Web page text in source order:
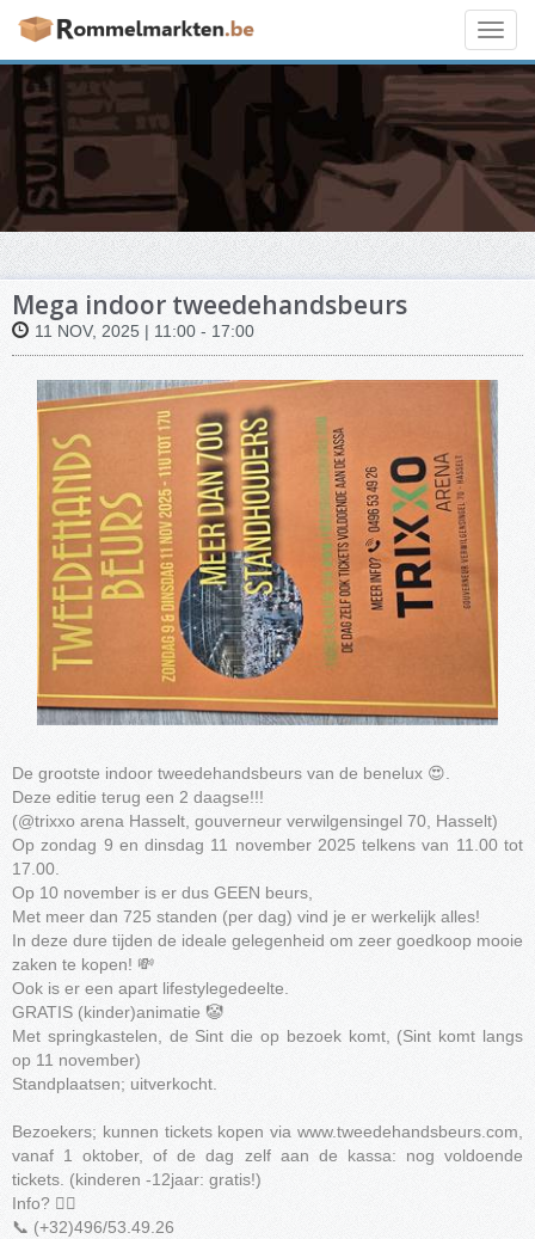
Mega indoor tweedehandsbeurs
11 NOV, 2025 | 11:00 - 17:00
De grootste indoor tweedehandsbeurs van de benelux 😍.
Deze editie terug een 2 daagse!!!
(@trixxo arena Hasselt, gouverneur verwilgensingel 70, Hasselt)
Op zondag 9 en dinsdag 11 november 2025 telkens van 11.00 tot
17.00.
Op 10 november is er dus GEEN beurs,
Met meer dan 725 standen (per dag) vind je er werkelijk alles!
In deze dure tijden de ideale gelegenheid om zeer goedkoop mooie
zaken te kopen! 💸
Ook is er een apart lifestylegedeelte.
GRATIS (kinder)animatie 🤡
Met springkastelen, de Sint die op bezoek komt, (Sint komt langs
op 11 november)
Standplaatsen; uitverkocht.
Bezoekers; kunnen tickets kopen via www.tweedehandsbeurs.com,
vanaf 1 oktober, of de dag zelf aan de kassa: nog voldoende
tickets. (kinderen -12jaar: gratis!)
Info? 👇🏼
📞 (+32)496/53.49.26